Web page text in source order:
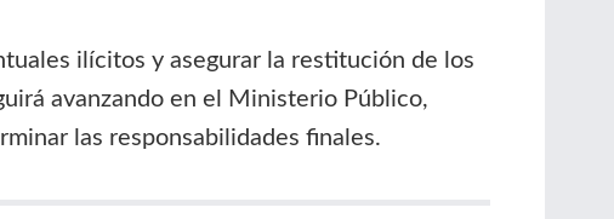
ilícitos y asegurar la restitución de los
avanzando en el Ministerio Público,
las responsabilidades finales.